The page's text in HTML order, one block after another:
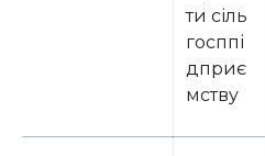
ти сіль
госппі
дприє
мству